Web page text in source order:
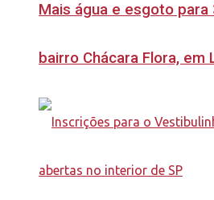
Mais água e esgoto
bairro Chácara Flora, em